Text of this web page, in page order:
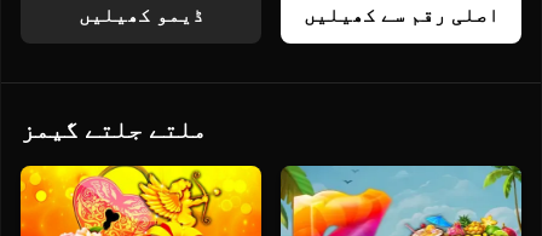
ڈیمو کھیلیں اصلی رقم سے کھیلیں
ملتے جلتے گیمز